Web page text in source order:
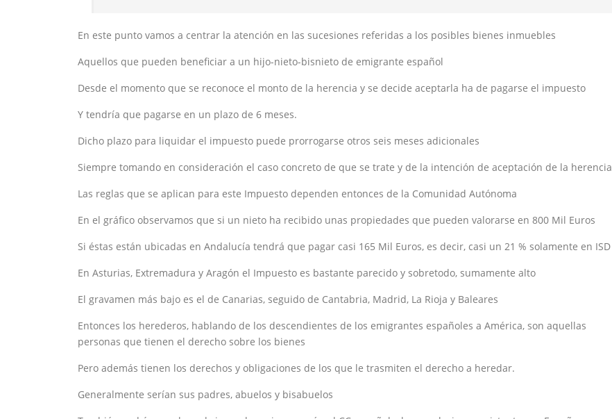
En este punto vamos a centrar la atención en las sucesiones referidas a los posibles bienes inmuebles
Aquellos que pueden beneficiar a un hijo-nieto-bisnieto de emigrante español
Desde el momento que se reconoce el monto de la herencia y se decide aceptarla ha de pagarse el impuesto
Y tendría que pagarse en un plazo de 6 meses.
Dicho plazo para liquidar el impuesto puede prorrogarse otros seis meses adicionales
Siempre tomando en consideración el caso concreto de que se trate y de la intención de aceptación de la herencia
Las reglas que se aplican para este Impuesto dependen entonces de la Comunidad Autónoma
En el gráfico observamos que si un nieto ha recibido unas propiedades que pueden valorarse en 800 Mil Euros
Si éstas están ubicadas en Andalucía tendrá que pagar casi 165 Mil Euros, es decir, casi un 21 % solamente en ISD
En Asturias, Extremadura y Aragón el Impuesto es bastante parecido y sobretodo, sumamente alto
El gravamen más bajo es el de Canarias, seguido de Cantabria, Madrid, La Rioja y Baleares
Entonces los herederos, hablando de los descendientes de los emigrantes españoles a América, son aquellas
personas que tienen el derecho sobre los bienes
Pero además tienen los derechos y obligaciones de los que le trasmiten el derecho a heredar.
Generalmente serían sus padres, abuelos y bisabuelos